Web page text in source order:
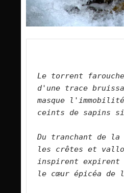
Le torrent
d'une trace
masque
ceints de
Du tranchant de
les crêtes et
inspirent
le cœur épicéa